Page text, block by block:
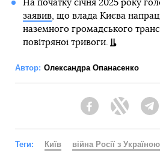
На початку січня 2025 року
заявив, що влада Києва
наземного громадського
повітряної тривоги.
Автор: Олександра Опанасенко
FacebookTwitter
Теги: Київ війна Росії з Україною